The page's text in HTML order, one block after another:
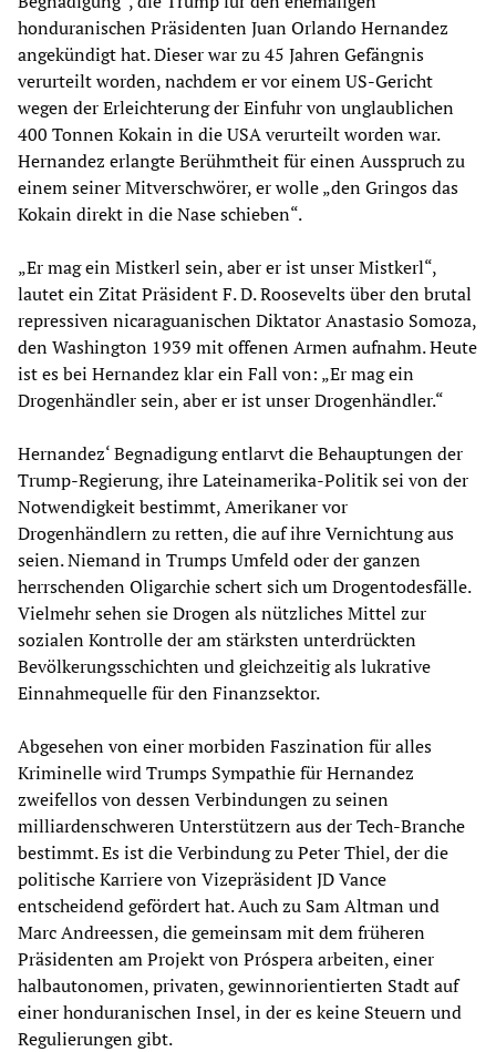
honduranischen Präsidenten Juan Orlando Hernandez
angekündigt hat. Dieser war zu 45 Jahren Gefängnis
verurteilt worden, nachdem er vor einem US-Gericht
wegen der Erleichterung der Einfuhr von unglaublichen
400 Tonnen Kokain in die USA verurteilt worden war.
Hernandez erlangte Berühmtheit für einen Ausspruch zu
einem seiner Mitverschwörer, er wolle „den Gringos das
Kokain direkt in die Nase schieben“.
„Er mag ein Mistkerl sein, aber er ist unser Mistkerl“,
lautet ein Zitat Präsident F. D. Roosevelts über den brutal
repressiven nicaraguanischen Diktator Anastasio Somoza,
den Washington 1939 mit offenen Armen aufnahm. Heute
ist es bei Hernandez klar ein Fall von: „Er mag ein
Drogenhändler sein, aber er ist unser Drogenhändler.“
Hernandez‘ Begnadigung entlarvt die Behauptungen der
Trump-Regierung, ihre Lateinamerika-Politik sei von der
Notwendigkeit bestimmt, Amerikaner vor
Drogenhändlern zu retten, die auf ihre Vernichtung aus
seien. Niemand in Trumps Umfeld oder der ganzen
herrschenden Oligarchie schert sich um Drogentodesfälle.
Vielmehr sehen sie Drogen als nützliches Mittel zur
sozialen Kontrolle der am stärksten unterdrückten
Bevölkerungsschichten und gleichzeitig als lukrative
Einnahmequelle für den Finanzsektor.
Abgesehen von einer morbiden Faszination für alles
Kriminelle wird Trumps Sympathie für Hernandez
zweifellos von dessen Verbindungen zu seinen
milliardenschweren Unterstützern aus der Tech-Branche
bestimmt. Es ist die Verbindung zu Peter Thiel, der die
politische Karriere von Vizepräsident JD Vance
entscheidend gefördert hat. Auch zu Sam Altman und
Marc Andreessen, die gemeinsam mit dem früheren
Präsidenten am Projekt von Próspera arbeiten, einer
halbautonomen, privaten, gewinnorientierten Stadt auf
einer honduranischen Insel, in der es keine Steuern und
Regulierungen gibt.